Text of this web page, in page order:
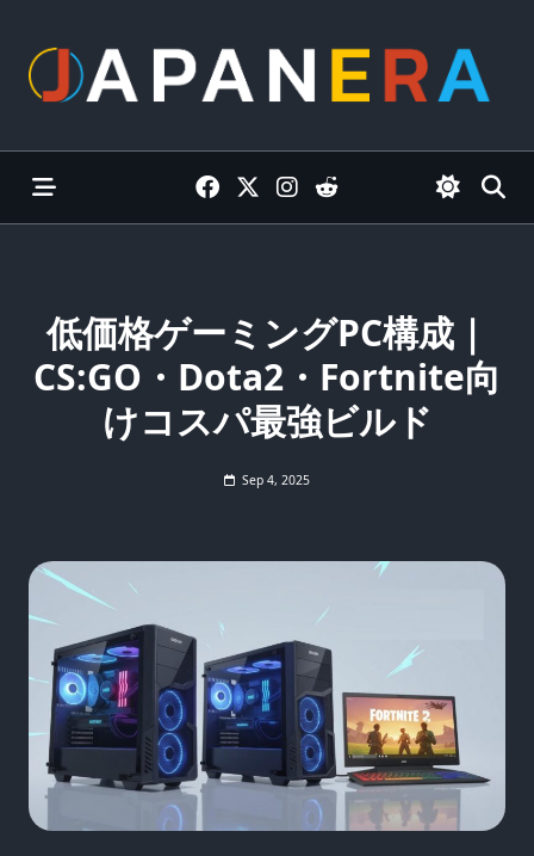
content
低価格ゲーミングPC構成｜
CS:GO・Dota2・Fortnite向
けコスパ最強ビルド
Sep 4, 2025